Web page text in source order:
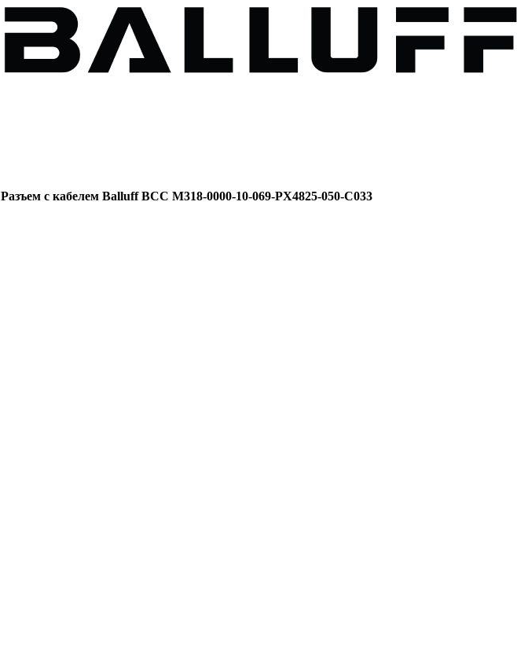
Разъем с кабелем Balluff BCC M318-0000-10-069-PX4825-050-C033